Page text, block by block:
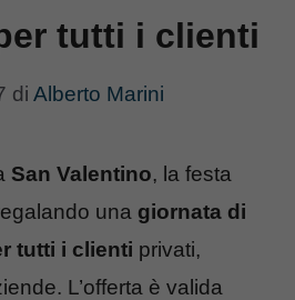
tutti i clienti
di Alberto Marini
San Valentino, la festa
una giornata di
tutti i clienti privati,
L’offerta è valida